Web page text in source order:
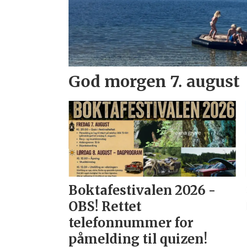
God morgen 7. august
Boktafestivalen 2026 -
OBS! Rettet
telefonnummer for
påmelding til quizen!